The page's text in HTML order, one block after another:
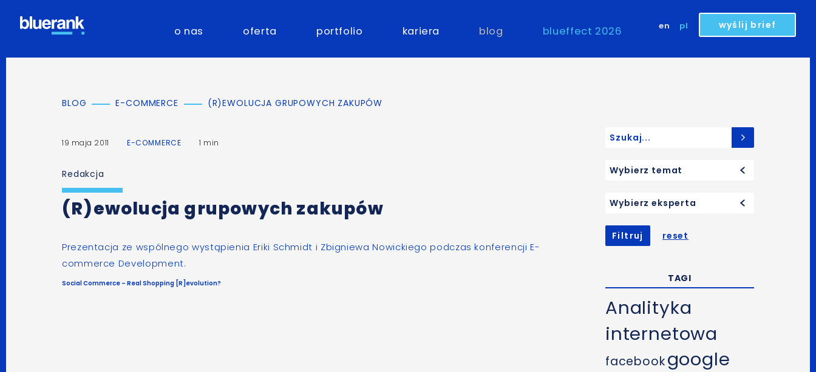
en pl wyślij brief
o nas oferta portfolio kariera blog blueffect 2026
BLOG E-COMMERCE (R)EWOLUCJA GRUPOWYCH ZAKUPÓW
19 maja 2011 E-COMMERCE 1 min
Redakcja
(R)ewolucja grupowych zakupów
Prezentacja ze wspólnego wystąpienia Eriki Schmidt i Zbigniewa Nowickiego podczas konferencjiE-
commerce Development.
Social Commerce – Real Shopping [R]evolution?
Wybierz temat
Wybierz eksperta
Filtruj reset
TAGI
Analityka
internetowa
facebookgoogle